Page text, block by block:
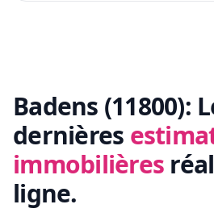
Badens (11800):
dernières
immobilières
ligne.